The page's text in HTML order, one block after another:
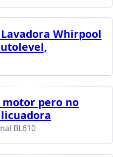
Whirpool
motor pero no
BL610